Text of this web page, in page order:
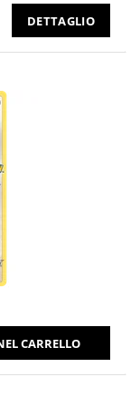
DETTAGLIO